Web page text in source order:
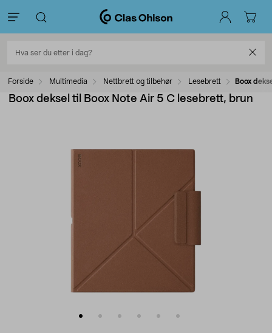
Forside Multimedia Nettbrett og tilbehør Lesebrett Boox
Boox deksel til Boox Note Air 5 C lesebrett, brun